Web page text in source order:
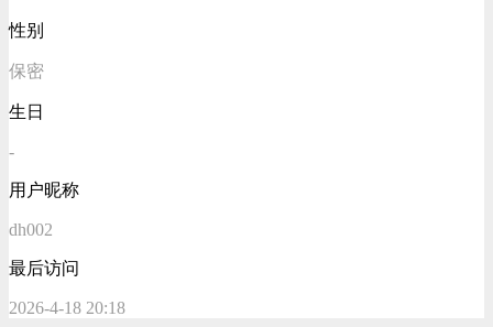
性别
保密
生日
-
用户昵称
dh002
最后访问
2026-4-18 20:18